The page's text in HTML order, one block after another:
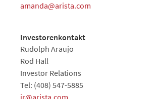
amanda@arista.com
Investorenkontakt
Rudolph Araujo
Rod Hall
Investor Relations
Tel: (408) 547-5885